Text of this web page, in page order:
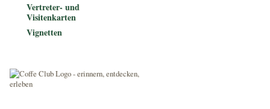
Vertreter- und
Visitenkarten
Vignetten